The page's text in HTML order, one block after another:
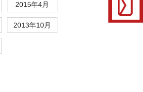
2015年4月
2013年10月